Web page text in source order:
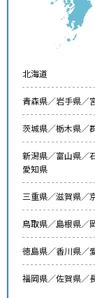
北海道
青森県／岩手県／
茨城県／栃木県／
新潟県／富山県／
愛知県
三重県／滋賀県／
鳥取県／島根県／
徳島県／香川県／
福岡県／佐賀県／